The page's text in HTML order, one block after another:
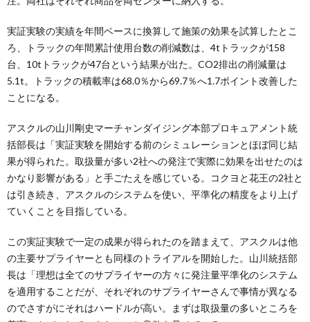
実証実験の実績を年間ベースに換算して施策の効果を試算したとこ
ろ、トラックの年間累計使用台数の削減数は、4tトラックが158
台、10tトラックが47台という結果が出た。CO2排出の削減量は
5.1t。トラックの積載率は68.0％から69.7％へ1.7ポイント改善した
ことになる。
アスクルの山川剛史マーチャンダイジング本部プロキュアメント統
括部長は「実証実験を開始する前のシミュレーションとほぼ同じ結
果が得られた。取扱量が多い2社への発注で実際に効果を出せたのは
かなり影響がある」と手ごたえを感じている。コクヨと花王の2社と
は引き続き、アスクルのシステムを使い、平準化の精度をより上げ
ていくことを目指している。
この実証実験で一定の成果が得られたのを踏まえて、アスクルは他
の主要サプライヤーとも同様のトライアルを開始した。山川統括部
長は「理想は全てのサプライヤーの方々に発注量平準化のシステム
を適用することだが、それぞれのサプライヤーさんで事情が異なる
のでさすがにそれはハードルが高い。まずは取扱量の多いところを